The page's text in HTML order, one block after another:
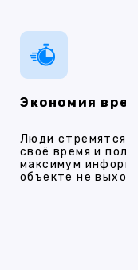
Экономия
Люди стремятся
своё время и
максимум
объекте не